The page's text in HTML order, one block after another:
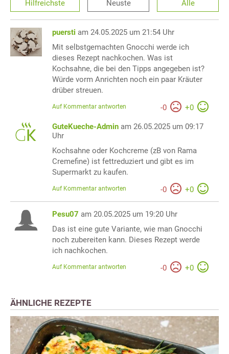
Hilfreichste Neuste Alle
puersti am 24.05.2025 um 21:54 Uhr
Mit selbstgemachten Gnocchi werde ich
dieses Rezept nachkochen. Was ist
Kochsahne, die bei den Tipps angegeben ist?
Würde vorm Anrichten noch ein paar Kräuter
drüber streuen.
-0 +0
Auf Kommentar antworten
GuteKueche-Admin am 26.05.2025 um 09:17
Uhr
Kochsahne oder Kochcreme (zB von Rama
Cremefine) ist fettreduziert und gibt es im
Supermarkt zu kaufen.
-0 +0
Auf Kommentar antworten
Pesu07 am 20.05.2025 um 19:20 Uhr
Das ist eine gute Variante, wie man Gnocchi
noch zubereiten kann. Dieses Rezept werde
ich nachkochen.
-0 +0
Auf Kommentar antworten
ÄHNLICHE REZEPTE